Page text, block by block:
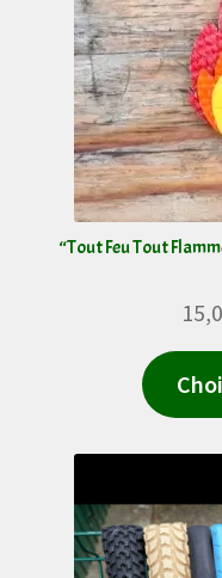
“Tout Feu Tout